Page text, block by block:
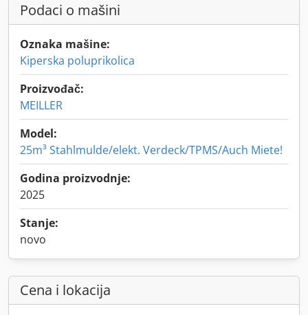
Podaci o mašini
Oznaka mašine:
Kiperska poluprikolica
Proizvođač:
MEILLER
Model:
25m³ Stahlmulde/elekt. Verdeck/TPMS/Auch Miete!
Godina proizvodnje:
2025
Stanje:
novo
Cena i lokacija